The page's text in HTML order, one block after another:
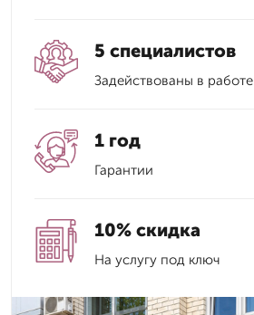
5 специалистов
Задействованы в работе
1 год
Гарантии
10% скидка
На услугу под ключ